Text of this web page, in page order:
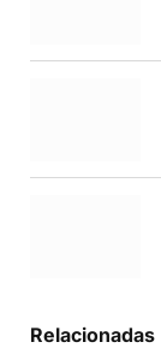
Relacionadas